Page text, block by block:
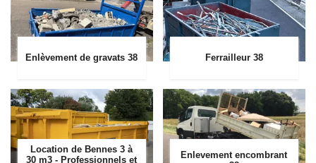
Enlèvement de gravats 38 Ferrailleur 38
Location de Bennes 3 à
30 m3 - Professionnels et
Enlevement encombrant